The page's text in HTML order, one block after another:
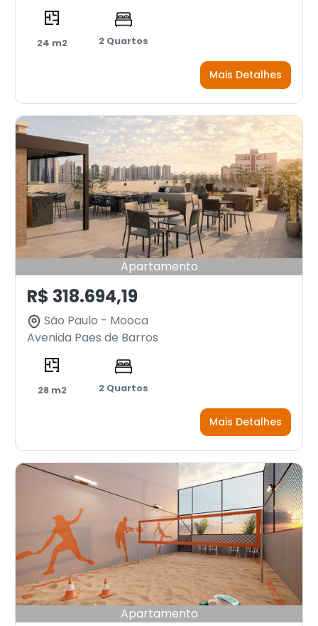
24 m2 2 Quartos
Mais Detalhes
Apartamento
R$ 318.694,19
São Paulo - Mooca
Avenida Paes de Barros
28 m2 2 Quartos
Mais Detalhes
Apartamento